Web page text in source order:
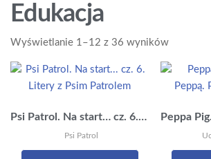
Edukacja
Wyświetlanie 1–12 z 36 wyników
Psi Patrol. Na start… cz. 6. Litery z Psim Patrolem
Psi Patrol